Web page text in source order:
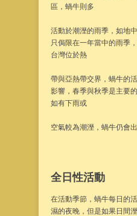
區，蝸牛則多
活動於潮溼的雨季，如地
只侷限在一年當中的雨季
台灣位於熱
帶與亞熱帶交界，蝸牛的
影響，春季與秋季是主要
如有下雨或
空氣較為潮溼，蝸牛仍會出
全日性活動
在活動季節，蝸牛每日的
濕的夜晚，但是如果日間